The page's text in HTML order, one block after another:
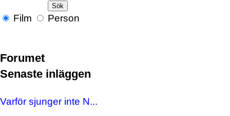
Film Person
Forumet
Senaste inläggen
Varför sjunger inte N...